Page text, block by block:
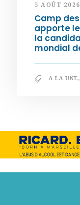
5 AOÛT 2026
Camp
apporte
la
mondial
A LA UNE,